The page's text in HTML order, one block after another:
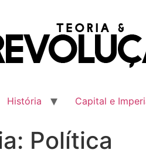
História Capital e
Política